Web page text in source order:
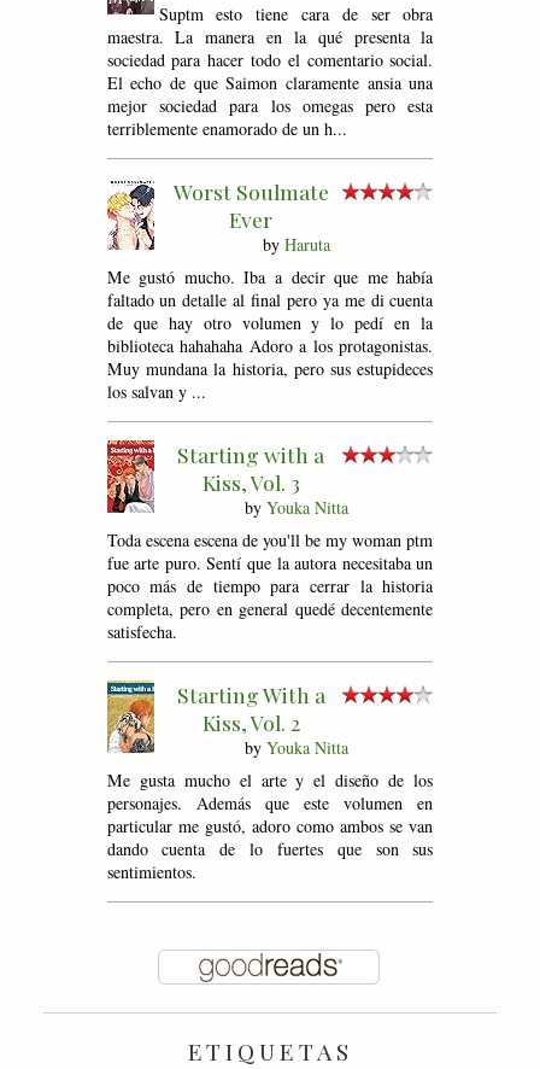
Suptm esto tiene cara de ser obra
maestra. La manera en la qué presenta la
sociedad para hacer todo el comentario social.
El echo de que Saimon claramente ansia una
mejor sociedad para los omegas pero esta
terriblemente enamorado de un h...
Worst Soulmate
Ever
by Haruta
Me gustó mucho. Iba a decir que me había
faltado un detalle al final pero ya me di cuenta
de que hay otro volumen y lo pedí en la
biblioteca hahahaha Adoro a los protagonistas.
Muy mundana la historia, pero sus estupideces
los salvan y ...
Starting with a
Kiss, Vol. 3
by Youka Nitta
Toda escena escena de you'll be my woman ptm
fue arte puro. Sentí que la autora necesitaba un
poco más de tiempo para cerrar la historia
completa, pero en general quedé decentemente
satisfecha.
Starting With a
Kiss, Vol. 2
by Youka Nitta
Me gusta mucho el arte y el diseño de los
personajes. Además que este volumen en
particular me gustó, adoro como ambos se van
dando cuenta de lo fuertes que son sus
sentimientos.
ETIQUETAS